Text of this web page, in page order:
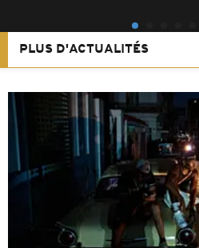
PLUS D'ACTUALITÉS